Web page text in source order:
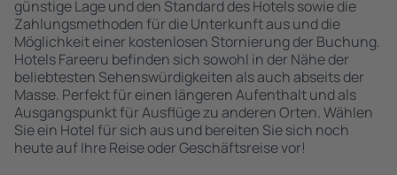
günstige Lage und den Standard des Hotels sowie die
Zahlungsmethoden für die Unterkunft aus und die
Möglichkeit einer kostenlosen Stornierung der Buchung.
Hotels Fareeru befinden sich sowohl in der Nähe der
beliebtesten Sehenswürdigkeiten als auch abseits der
Masse. Perfekt für einen längeren Aufenthalt und als
Ausgangspunkt für Ausflüge zu anderen Orten. Wählen
Sie ein Hotel für sich aus und bereiten Sie sich noch
heute auf Ihre Reise oder Geschäftsreise vor!